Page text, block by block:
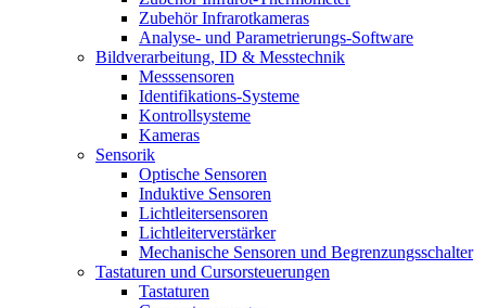
Zubehör Infrarotkameras
Analyse- und Parametrierungs-Software
Bildverarbeitung, ID & Messtechnik
Messsensoren
Identifikations-Systeme
Kontrollsysteme
Kameras
Sensorik
Optische Sensoren
Induktive Sensoren
Lichtleitersensoren
Lichtleiterverstärker
Mechanische Sensoren und Begrenzungsschalter
Tastaturen und Cursorsteuerungen
Tastaturen